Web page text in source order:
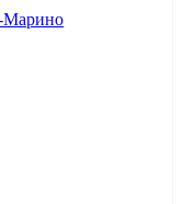
Марино